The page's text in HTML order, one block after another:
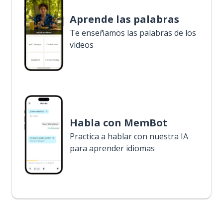
Aprende las palabras
Te enseñamos las palabras de los
videos
Habla con MemBot
Practica a hablar con nuestra IA
para aprender idiomas